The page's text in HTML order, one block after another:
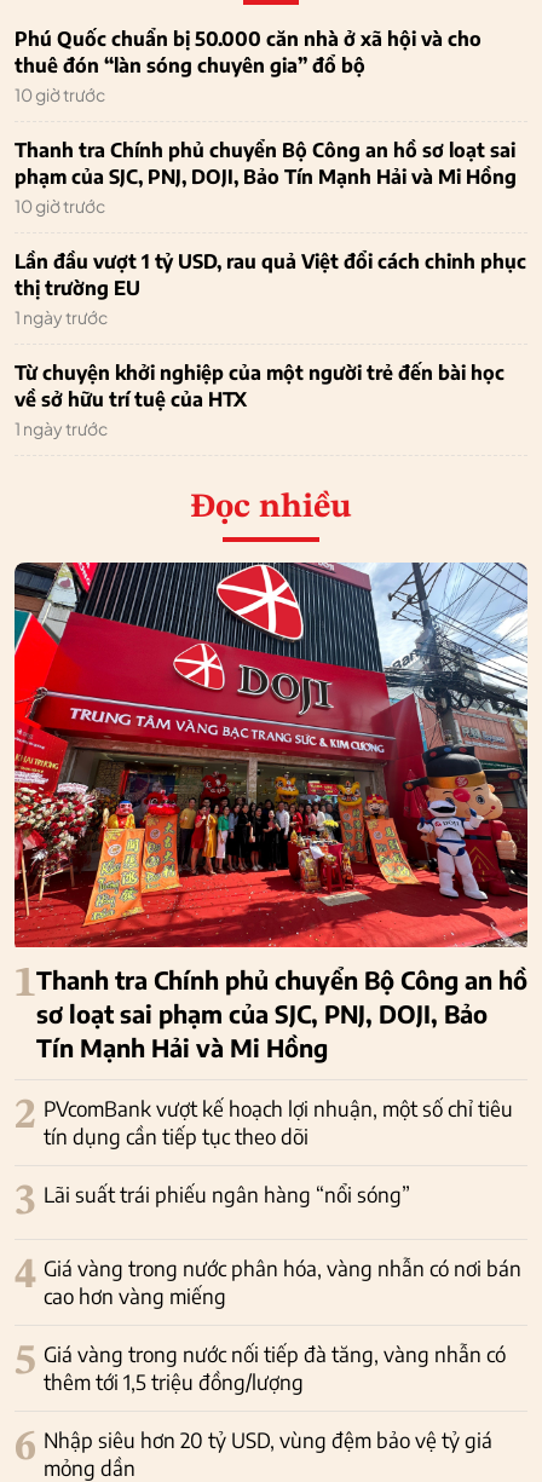
Phú Quốc chuẩn bị 50.000 căn nhà ở xã hội và cho
thuê đón “làn sóng chuyên gia” đổ bộ
10 giờ trước
Thanh tra Chính phủ chuyển Bộ Công an hồ sơ loạt sai
phạm của SJC, PNJ, DOJI, Bảo Tín Mạnh Hải và Mi Hồng
10 giờ trước
Lần đầu vượt 1 tỷ USD, rau quả Việt đổi cách chinh phục
thị trường EU
1 ngày trước
Từ chuyện khởi nghiệp của một người trẻ đến bài học
về sở hữu trí tuệ của HTX
1 ngày trước
Đọc nhiều
1Thanh tra Chính phủ chuyển Bộ Công an hồ
sơ loạt sai phạm của SJC, PNJ, DOJI, Bảo
Tín Mạnh Hải và Mi Hồng
2 PVcomBank vượt kế hoạch lợi nhuận, một số chỉ tiêu
tín dụng cần tiếp tục theo dõi
3 Lãi suất trái phiếu ngân hàng “nổi sóng”
4 Giá vàng trong nước phân hóa, vàng nhẫn có nơi bán
cao hơn vàng miếng
5 Giá vàng trong nước nối tiếp đà tăng, vàng nhẫn có
thêm tới 1,5 triệu đồng/lượng
6 Nhập siêu hơn 20 tỷ USD, vùng đệm bảo vệ tỷ giá
mỏng dần